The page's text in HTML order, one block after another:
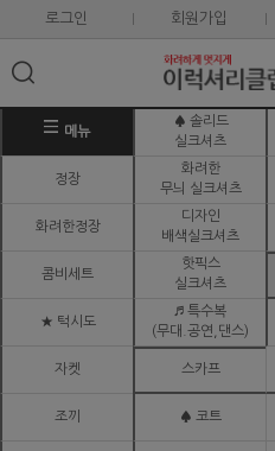
로그인 회원가입
메뉴
♠ 솔리드
실크셔츠
정장
화려한
무늬 실크셔츠
화려한정장
디자인
배색실크셔츠
콤비세트
핫픽스
실크셔츠
★ 턱시도
♬ 특수복
(무대.공연,댄스)
자켓 스카프
조끼 ♠ 코트